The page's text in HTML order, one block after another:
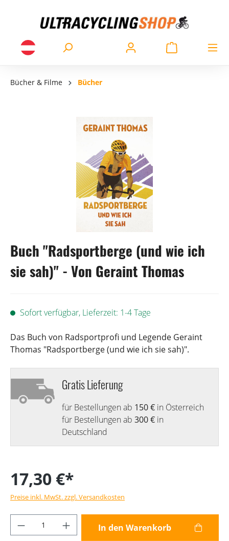
Bücher & Filme Bücher
Buch "Radsportberge (und wie ich
sie sah)" - Von Geraint Thomas
Sofort verfügbar, Lieferzeit: 1-4 Tage
Das Buch von Radsportprofi und Legende Geraint
Thomas "Radsportberge (und wie ich sie sah)".
Gratis Lieferung
für Bestellungen ab 150 € in Österreich
für Bestellungen ab 300 € in
Deutschland
17,30 €*
Preise inkl. MwSt. zzgl. Versandkosten
Produkt Anzahl: Gib den gewünschten
In den Warenkorb